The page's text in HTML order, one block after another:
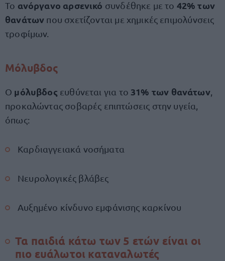
Το ανόργανο αρσενικό συνδέθηκε με το 42% των
θανάτων που σχετίζονται με χημικές επιμολύνσεις
τροφίμων.
Μόλυβδος
Ο μόλυβδος ευθύνεται για το 31% των θανάτων,
προκαλώντας σοβαρές επιπτώσεις στην υγεία,
όπως:
Καρδιαγγειακά νοσήματα
Νευρολογικές βλάβες
Αυξημένο κίνδυνο εμφάνισης καρκίνου
Τα παιδιά κάτω των 5 ετών είναι οι
πιο ευάλωτοι καταναλωτές